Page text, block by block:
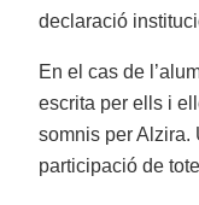
declaració
En el cas de
escrita per ells i
somnis per Alzira.
participació de